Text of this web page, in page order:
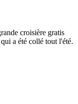
croisière gratis
a été collé tout l'été.